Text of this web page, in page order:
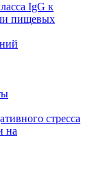
IgG к
пищевых
стресса
на